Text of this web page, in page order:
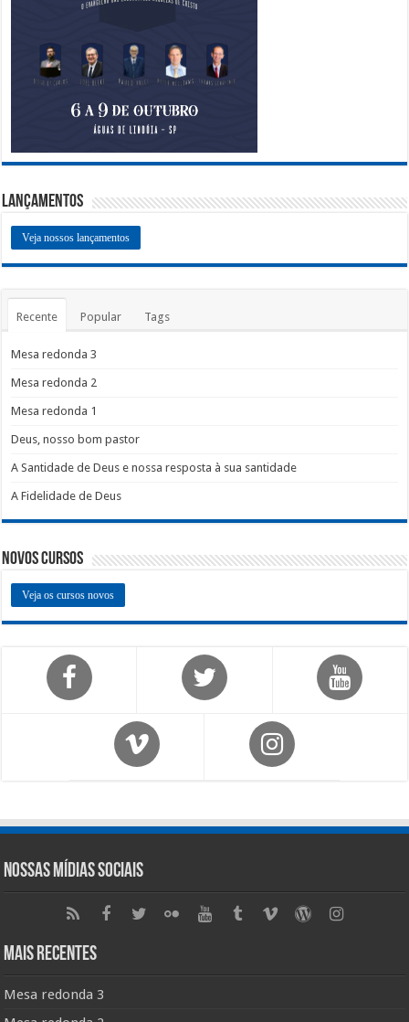
Lançamentos
Veja nossos lançamentos
Recente Popular Tags
Mesa redonda 3
Mesa redonda 2
Mesa redonda 1
Deus, nosso bom pastor
A Santidade de Deus e nossa resposta à sua santidade
A Fidelidade de Deus
Novos Cursos
Veja os cursos novos
Nossas Mídias Sociais
Mais Recentes
Mesa redonda 3